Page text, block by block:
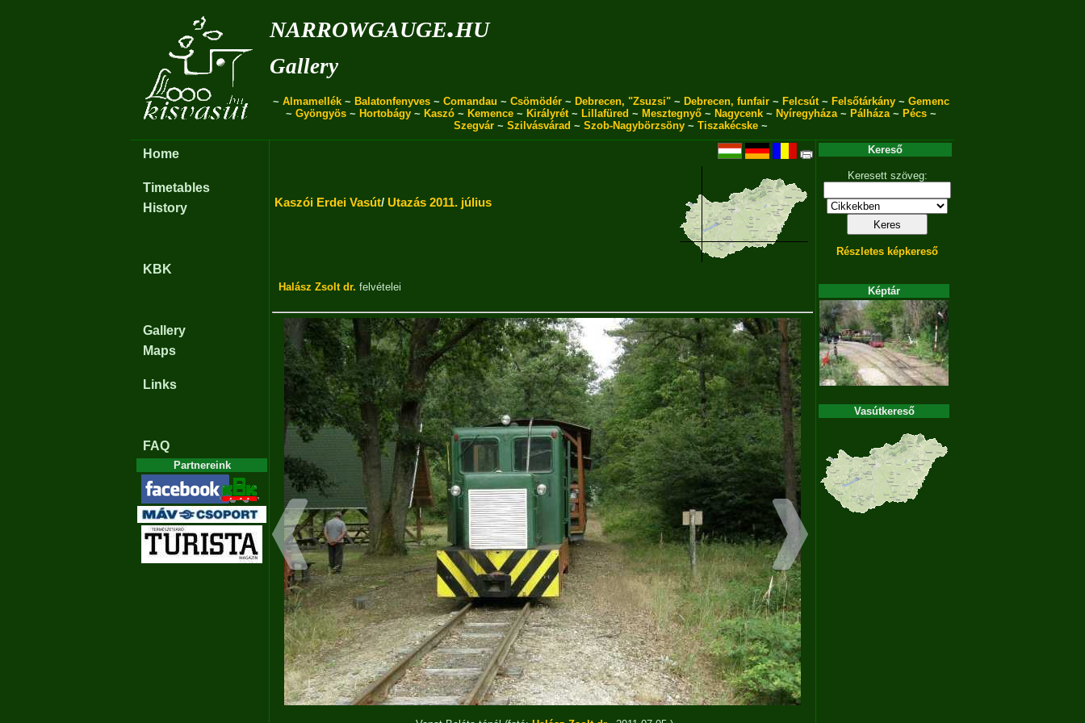
narrowgauge.hu
Gallery
~ Almamellék~ Balatonfenyves~ Comandau ~ Csömödér~ Debrecen, "Zsuzsi"~ Debrecen, funfair~ Felcsút~ Felsőtárkány~ Gemenc
~ Gyöngyös~ Hortobágy~ Kaszó~ Kemence~ Királyrét~ Lillafüred ~ Mesztegnyő~ Nagycenk~ Nyíregyháza~ Pálháza~ Pécs~
Szegvár ~ Szilvásvárad ~ Szob-Nagybörzsöny ~ Tiszakécske ~
Home
Timetables
History
KBK
Gallery
Maps
Links
FAQ
Partnereink
Kaszói Erdei Vasút/ Utazás 2011. július
Halász Zsolt dr. felvételei
Kereső
Keresett szöveg:
Részletes képkereső
Képtár
Vasútkereső